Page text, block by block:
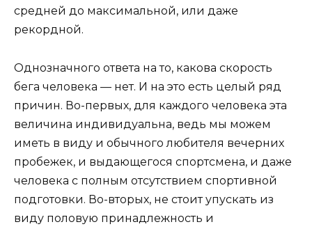
средней до максимальной, или даже
рекордной.
Однозначного ответа на то, какова скорость
бега человека — нет. И на это есть целый ряд
причин. Во-первых, для каждого человека эта
величина индивидуальна, ведь мы можем
иметь в виду и обычного любителя вечерних
пробежек, и выдающегося спортсмена, и даже
человека с полным отсутствием спортивной
подготовки. Во-вторых, не стоит упускать из
виду половую принадлежность и